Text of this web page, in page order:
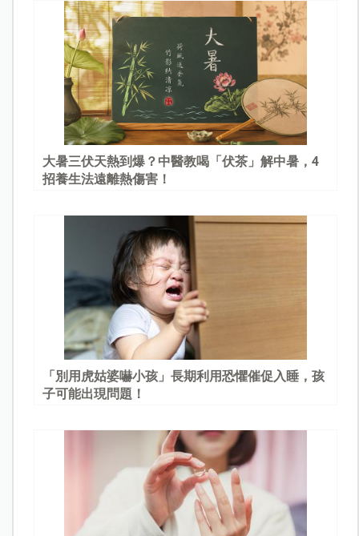
大暑三伏天熱到爆？中醫教喝「伏茶」解中暑，4
招養生法遠離熱傷害！
「別用虎姑婆嚇小孩」長期利用恐懼催促入睡，孩
子可能出現問題！